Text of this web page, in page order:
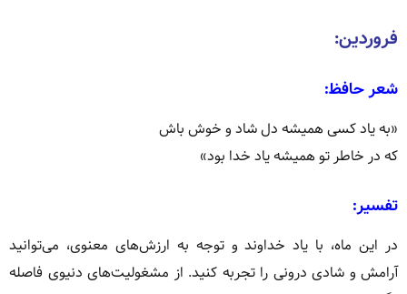
فروردین:
شعر حافظ:
«به یاد کسی همیشه دل شاد و خوش باش
که در خاطر تو همیشه یاد خدا بود»
تفسیر:
در این ماه، با یاد خداوند و توجه به ارزش‌های معنوی، می‌توانید
آرامش و شادی درونی را تجربه کنید. از مشغولیت‌های دنیوی فاصله